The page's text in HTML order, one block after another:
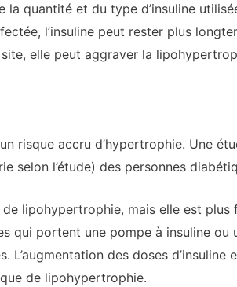
quantité et du type d’insuline
l’insuline peut rester plus
elle peut aggraver la
risque accru d’hypertrophie. Une
selon l’étude) des personnes
lipohypertrophie, mais elle est
qui portent une pompe à insuline
des doses d’insuline
de lipohypertrophie.